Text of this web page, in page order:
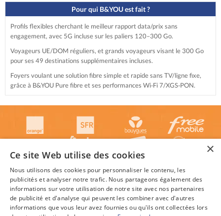
Pour qui B&YOU est fait ?
Profils flexibles cherchant le meilleur rapport data/prix sans
engagement, avec 5G incluse sur les paliers 120–300 Go.
Voyageurs UE/DOM réguliers, et grands voyageurs visant le 300 Go
pour ses 49 destinations supplémentaires incluses.
Foyers voulant une solution fibre simple et rapide sans TV/ligne fixe,
grâce à B&YOU Pure fibre et ses performances Wi‑Fi 7/XGS‑PON.
×
Ce site Web utilise des cookies
Nous utilisons des cookies pour personnaliser le contenu, les
publicités et analyser notre trafic. Nous partageons également des
informations sur votre utilisation de notre site avec nos partenaires
de publicité et d'analyse qui peuvent les combiner avec d'autres
informations que vous leur avez fournies ou qu'ils ont collectées lors